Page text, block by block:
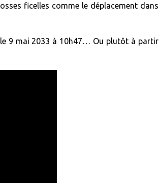
ficelles comme le déplacement dans
le 9 mai 2033 à 10h47… Ou plutôt à partir